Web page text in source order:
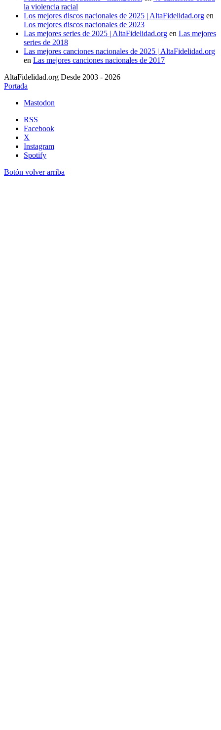
la violencia racial
Los mejores discos nacionales de 2025 | AltaFidelidad.org en
Los mejores discos nacionales de 2023
Las mejores series de 2025 | AltaFidelidad.org en Las mejores
series de 2018
Las mejores canciones nacionales de 2025 | AltaFidelidad.org
en Las mejores canciones nacionales de 2017
AltaFidelidad.org Desde 2003 - 2026
Portada
Mastodon
RSS
Facebook
X
Instagram
Spotify
Botón volver arriba